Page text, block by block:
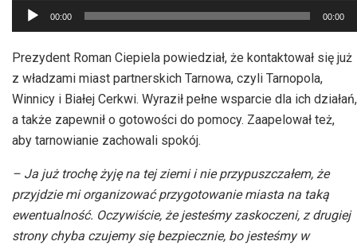
Odtwarzacz
plików
dźwiękowych
00:00 00:00
Prezydent Roman Ciepiela powiedział, że kontaktował się już
z władzami miast partnerskich Tarnowa, czyli Tarnopola,
Winnicy i Białej Cerkwi. Wyraził pełne wsparcie dla ich działań,
a także zapewnił o gotowości do pomocy. Zaapelował też,
aby tarnowianie zachowali spokój.
– Ja już trochę żyję na tej ziemi i nie przypuszczałem, że
przyjdzie mi organizować przygotowanie miasta na taką
ewentualność. Oczywiście, że jesteśmy zaskoczeni, z drugiej
strony chyba czujemy się bezpiecznie, bo jesteśmy w